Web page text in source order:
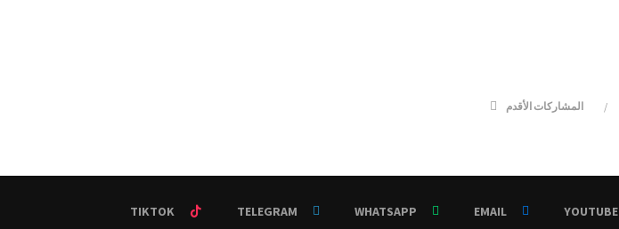
المشاركات الأقدم
YOUTUBE
EMAIL
WHATSAPP
TELEGRAM
TIKTOK